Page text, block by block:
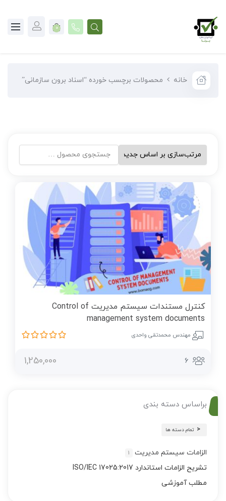
0
خانه محصولات برچسب خورده “اسناد برون سازمانی”
ﻛﻨﺘﺮل ﻣﺴﺘﻨﺪات ﺳﻴﺴﺘﻢ ﻣﺪﻳﺮﻳﺖ Control of
management system documents
مهندس محمدتقی واحدی
6
1,250,000
براساس دسته بندی
تمام دسته ها
الزامات سیستم مدیریت 1
تشریح الزامات استاندارد ISO/IEC 17025:2017
مطلب آموزشی